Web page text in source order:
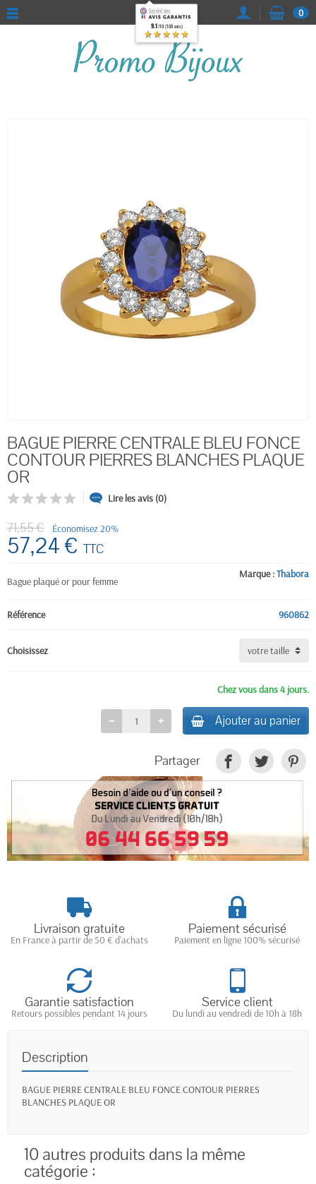
0
BAGUE PIERRE CENTRALE BLEU FONCE
CONTOUR PIERRES BLANCHES PLAQUE
OR
Lire les avis (0)
Marque :Thabora
71,55 € Économisez 20%
57,24 € TTC
Bague plaqué or pour femme
Référence 960862
Choisissez
Chez vous dans 4 jours.
Ajouter au panier
Partager
Livraison gratuite
En France à partir de 50 € d'achats
Paiement sécurisé
Paiement en ligne 100% sécurisé
Garantie satisfaction
Retours possibles pendant 14 jours
Service client
Du lundi au vendredi de 10h à 18h
Description
BAGUE PIERRE CENTRALE BLEU FONCE CONTOUR PIERRES
BLANCHES PLAQUE OR
10 autres produits dans la même
catégorie :
9.1/10 (108 avis)
★★★★★